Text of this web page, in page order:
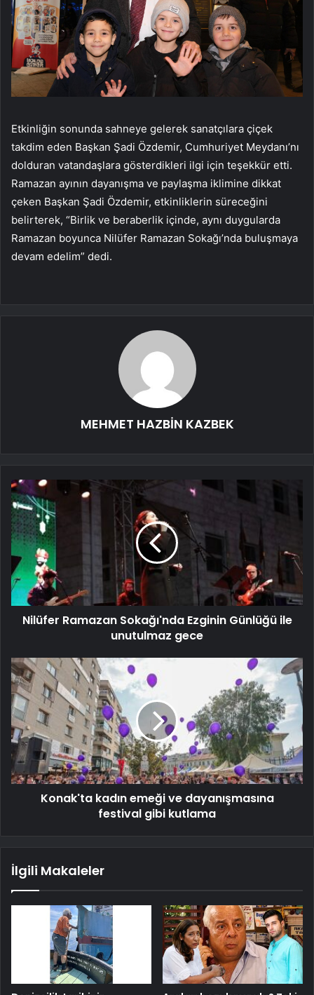
Etkinliğin sonunda sahneye gelerek sanatçılara çiçek
takdim eden Başkan Şadi Özdemir, Cumhuriyet Meydanı’nı
dolduran vatandaşlara gösterdikleri ilgi için teşekkür etti.
Ramazan ayının dayanışma ve paylaşma iklimine dikkat
çeken Başkan Şadi Özdemir, etkinliklerin süreceğini
belirterek, “Birlik ve beraberlik içinde, aynı duygularda
Ramazan boyunca Nilüfer Ramazan Sokağı’nda buluşmaya
devam edelim” dedi.
MEHMET HAZBİN KAZBEK
Nilüfer Ramazan Sokağı'nda Ezginin Günlüğü ile
unutulmaz gece
Konak'ta kadın emeği ve dayanışmasına
festival gibi kutlama
İlgili Makaleler